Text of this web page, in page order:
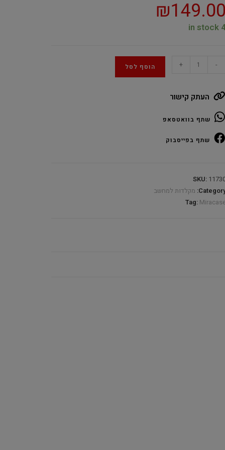
₪149.00
4 in
Miracase
Red
Switches
Gaming
RGB
-
+ הוסף לסל
העתק קישור
שתף בוואטסאפ
שתף בפייסבוק
SKU:
מקלדות למחשב
Tag: